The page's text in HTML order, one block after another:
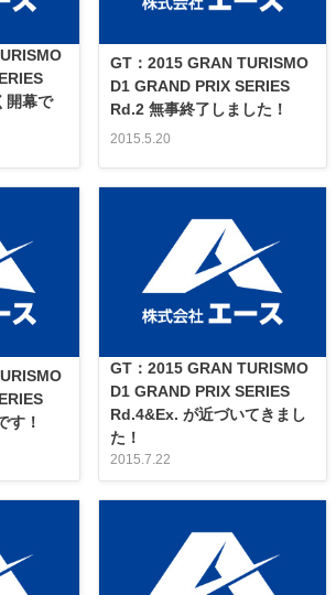
開幕で
GT：2015 GRAN TURISMO
D1 GRAND PRIX SERIES
Rd.2 無事終了しました！
2015.5.20
す！
GT：2015 GRAN TURISMO
D1 GRAND PRIX SERIES
Rd.4&Ex. が近づいてきまし
た！
2015.7.22